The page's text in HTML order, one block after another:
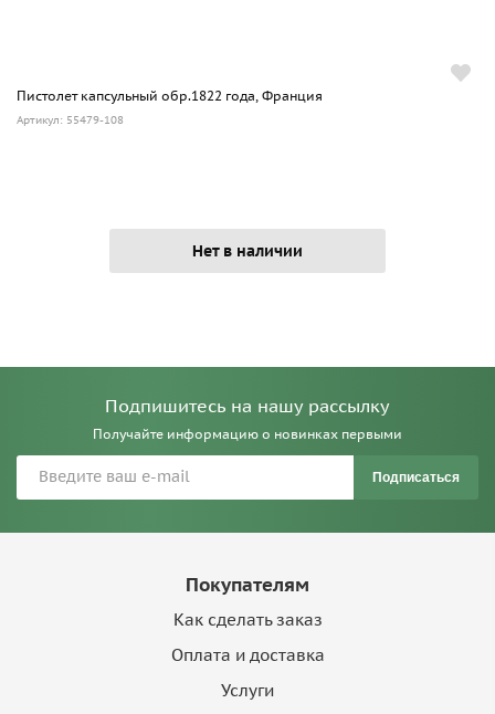
Пистолет капсульный обр.1822 года, Франция
Артикул: 55479-108
Нет в наличии
Подпишитесь на нашу рассылку
Получайте информацию о новинках первыми
Подписаться
Покупателям
Как сделать заказ
Оплата и доставка
Услуги